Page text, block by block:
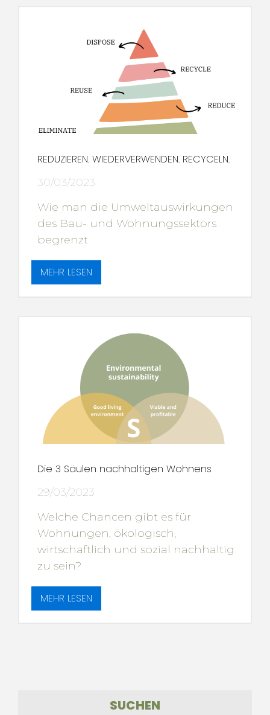
REDUZIEREN. WIEDERVERWENDEN. RECYCELN.
30/03/2023
Wie man die Umweltauswirkungen
des Bau- und Wohnungssektors
begrenzt
MEHR LESEN
Die 3 Säulen nachhaltigen Wohnens
29/03/2023
Welche Chancen gibt es für
Wohnungen, ökologisch,
wirtschaftlich und sozial nachhaltig
zu sein?
MEHR LESEN
SUCHEN